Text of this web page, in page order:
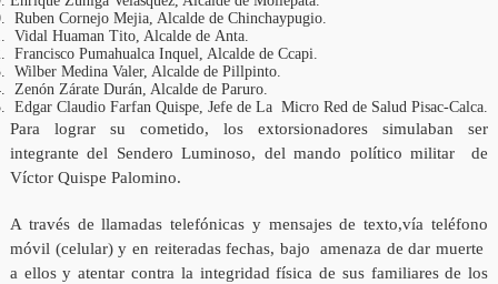
Ruben Cornejo Mejia, Alcalde de Chinchaypugio.
Vidal Huaman Tito, Alcalde de Anta.
Francisco Pumahualca Inquel, Alcalde de Ccapi.
Wilber Medina Valer, Alcalde de Pillpinto.
Zenón Zárate Durán, Alcalde de Paruro.
Edgar Claudio Farfan Quispe, Jefe de La Micro Red de Salud Pisac-Calca.
Para lograr su cometido, los extorsionadores simulaban ser
integrante del Sendero Luminoso, del mando político militar de
Víctor Quispe Palomino.
A través de llamadas telefónicas y mensajes de texto,vía teléfono
móvil (celular) y en reiteradas fechas, bajo amenaza de dar muerte
a ellos y atentar contra la integridad física de sus familiares de los